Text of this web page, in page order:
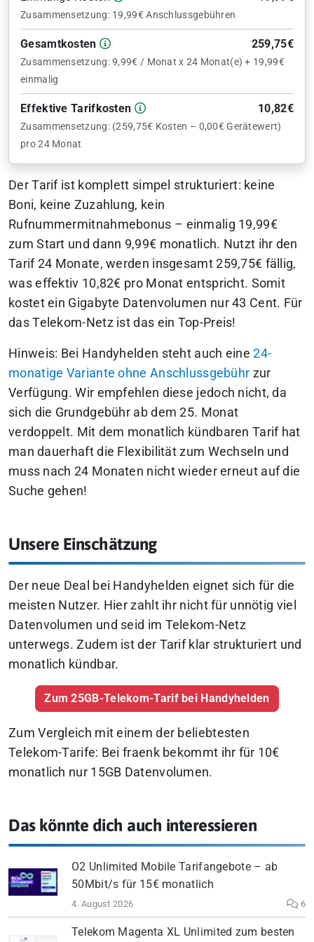
Zusammensetzung: 19,99€ Anschlussgebühren
Gesamtkosten 259,75€
Zusammensetzung: 9,99€ / Monat x 24 Monat(e) + 19,99€
einmalig
Effektive Tarifkosten 10,82€
Zusammensetzung: (259,75€ Kosten – 0,00€ Gerätewert)
pro 24 Monat
Der Tarif ist komplett simpel strukturiert: keine
Boni, keine Zuzahlung, kein
Rufnummermitnahmebonus – einmalig 19,99€
zum Start und dann 9,99€ monatlich. Nutzt ihr den
Tarif 24 Monate, werden insgesamt 259,75€ fällig,
was effektiv 10,82€ pro Monat entspricht. Somit
kostet ein Gigabyte Datenvolumen nur 43 Cent. Für
das Telekom-Netz ist das ein Top-Preis!
Hinweis: Bei Handyhelden steht auch eine24-
monatige Variante ohne Anschlussgebühr zur
Verfügung. Wir empfehlen diese jedoch nicht, da
sich die Grundgebühr ab dem 25. Monat
verdoppelt. Mit dem monatlich kündbaren Tarif hat
man dauerhaft die Flexibilität zum Wechseln und
muss nach 24 Monaten nicht wieder erneut auf die
Suche gehen!
Unsere Einschätzung
Der neue Deal bei Handyhelden eignet sich für die
meisten Nutzer. Hier zahlt ihr nicht für unnötig viel
Datenvolumen und seid im Telekom-Netz
unterwegs. Zudem ist der Tarif klar strukturiert und
monatlich kündbar.
Zum 25GB-Telekom-Tarif bei Handyhelden
Zum Vergleich mit einem der beliebtesten
Telekom-Tarife: Bei fraenk bekommt ihr für 10€
monatlich nur 15GB Datenvolumen.
Das könnte dich auch interessieren
O2 Unlimited Mobile Tarifangebote – ab
50Mbit/s für 15€ monatlich
4. August 2026 6
Telekom Magenta XL Unlimited zum besten